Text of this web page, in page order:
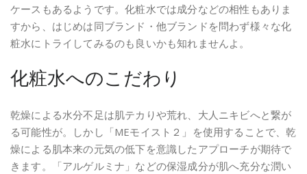
ケースもあるようです。化粧水では成分などの相性もありま
すから、はじめは同ブランド・他ブランドを問わず様々な化
粧水にトライしてみるのも良いかも知れませんよ。
化粧水へのこだわり
乾燥による水分不足は肌テカりや荒れ、大人ニキビへと繋が
る可能性が。しかし「MEモイスト２」を使用することで、乾
燥による肌本来の元気の低下を意識したアプローチが期待で
きます。「アルゲルミナ」などの保湿成分が肌へ充分な潤い